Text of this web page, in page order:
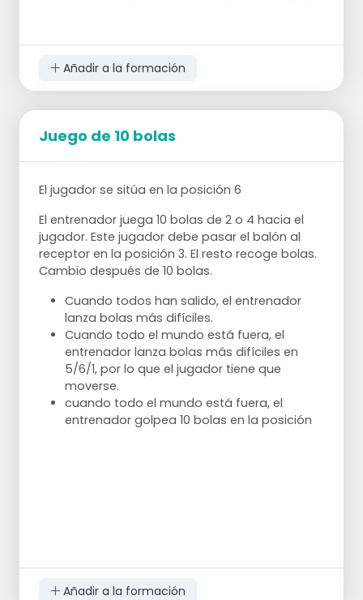
concentrado, atrevido, trabaja/devuelve
cada balón (deja que el rival se
equivoque). Agresivo significa jugar al
máximo, no contenerse,
Añadir a la formación
Juego de 10 bolas
El jugador se sitúa en la posición 6
El entrenador juega 10 bolas de 2 o 4 hacia el
jugador. Este jugador debe pasar el balón al
receptor en la posición 3. El resto recoge bolas.
Cambio después de 10 bolas.
Cuando todos han salido, el entrenador
lanza bolas más difíciles.
Cuando todo el mundo está fuera, el
entrenador lanza bolas más difíciles en
5/6/1, por lo que el jugador tiene que
moverse.
cuando todo el mundo está fuera, el
entrenador golpea 10 bolas en la posición
Añadir a la formación